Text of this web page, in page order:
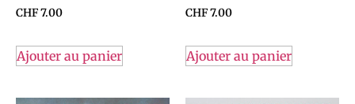
CHF7.00
Ajouter au panier
CHF7.00
Ajouter au panier